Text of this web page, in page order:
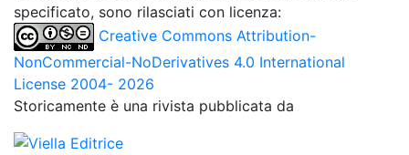
specificato, sono rilasciati con licenza:
Creative Commons Attribution-
NonCommercial-NoDerivatives 4.0 International
License 2004- 2026
Storicamente è una rivista pubblicata da